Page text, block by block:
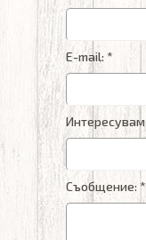
E-mail: *
Интересувам
Съобщение: *